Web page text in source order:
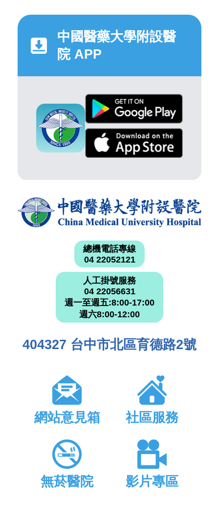
中國醫藥大學附設醫
院 APP
總機電話專線
04 22052121
人工掛號服務
04 22056631
週一至週五:8:00-17:00
週六8:00-12:00
404327 台中市北區育德路2號
網站意見箱 社區服務
無菸醫院 影片專區